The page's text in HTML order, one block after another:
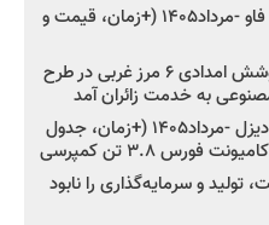
شروع فروش کشنده و کامیون فاو -مرداد۱۴۰۵ (+زمان، قیمت و
مدیرعامل امدادخودروسایپا: پوشش امدادی ۶ مرز غربی در طرح
شروع فروش ۸ محصول بهمن دیزل -مرداد۱۴۰۵ (+زمان، جدول
۳.۸ تن کمپرسی
و سرمایه‌گذاری را نابود